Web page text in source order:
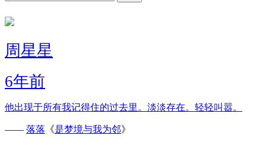
周星星
6年前
他出现于所有我记得住的过去里。淡淡存在。轻轻叫嚣。
—— 落落 《是梦境与我为邻》